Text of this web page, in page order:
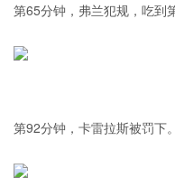
第65分钟，弗兰犯规，吃到
第92分钟，卡雷拉斯被罚下。